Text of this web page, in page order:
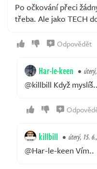
Po očkování přeci
třeba. Ale jako TECH
Odpovědět
Har-le-keen
@killbill Když
killbill úterý, 15.
@Har-le-keen Vím..